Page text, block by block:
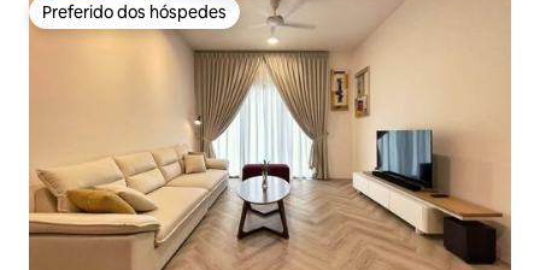
Preferido dos hóspedes
Preferido dos hóspedes